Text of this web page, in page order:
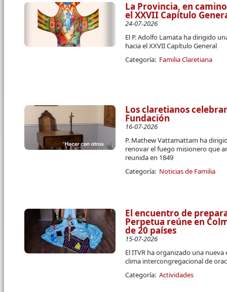
La Provincia, en
el XXVII Capítulo
24-07-2026
El P. Adolfo Lamata ha dirigido
hacia el XXVII Capítulo General
Categoría: Familia Claretiana
Los claretianos
Fundación
16-07-2026
P. Mathew Vattamattam ha
renovar el fuego misionero que
reunida en 1849
Categoría: Noticias de Familia
El encuentro de
Perpetua reúne en
de 20 países
15-07-2026
El ITVR ha organizado una
clima intercongregacional de
Categoría: Actividades